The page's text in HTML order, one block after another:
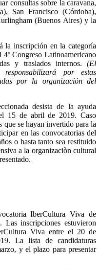
consultas sobre la caravana,
San Francisco (Córdoba),
(Buenos Aires) y la
la inscripción en la categoría
Congreso Latinoamericano
y traslados internos. (El
por estas
por la organización del
desista de la ayuda
15 de abril de 2019. Caso
que se hayan invertido para la
en las convocatorias del
o hasta tanto sea restituido
a la organizaciòn cultural
IberCultura Viva de
inscripciones estuvieron
Viva entre el 20 de
La lista de candidaturas
y el plazo para presentar